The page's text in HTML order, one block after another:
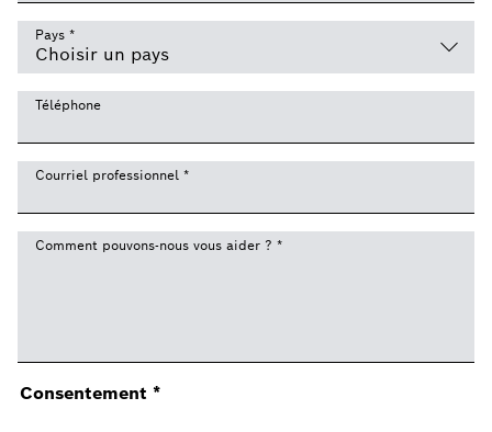
Pays *
Téléphone
Courriel professionnel *
Comment pouvons-nous vous aider ? *
Consentement *